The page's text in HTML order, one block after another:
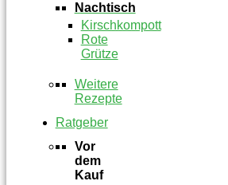
Nachtisch
Kirschkompott
Rote
Grütze
Weitere
Rezepte
Ratgeber
Vor
dem
Kauf